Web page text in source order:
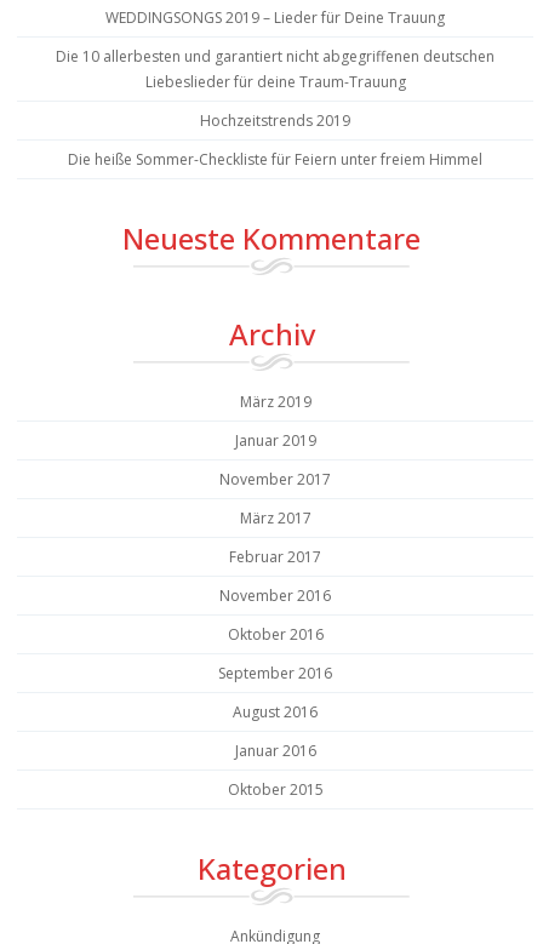
WEDDINGSONGS 2019 – Lieder für Deine Trauung
Die 10 allerbesten und garantiert nicht abgegriffenen deutschen
Liebeslieder für deine Traum-Trauung
Hochzeitstrends 2019
Die heiße Sommer-Checkliste für Feiern unter freiem Himmel
Neueste Kommentare
Archiv
März 2019
Januar 2019
November 2017
März 2017
Februar 2017
November 2016
Oktober 2016
September 2016
August 2016
Januar 2016
Oktober 2015
Kategorien
Ankündigung